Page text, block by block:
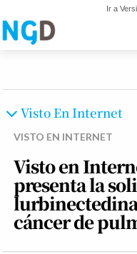
Ir a
Visto En Internet
VISTO EN INTERNET
Visto en
presenta la
lurbinectedina
cáncer de